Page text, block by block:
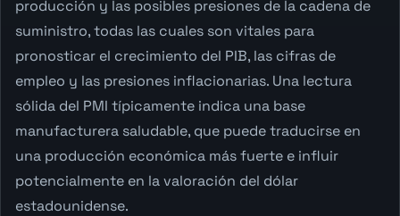
producción y las posibles presiones de la cadena de
suministro, todas las cuales son vitales para
pronosticar el crecimiento del PIB, las cifras de
empleo y las presiones inflacionarias. Una lectura
sólida del PMI típicamente indica una base
manufacturera saludable, que puede traducirse en
una producción económica más fuerte e influir
potencialmente en la valoración del dólar
estadounidense.